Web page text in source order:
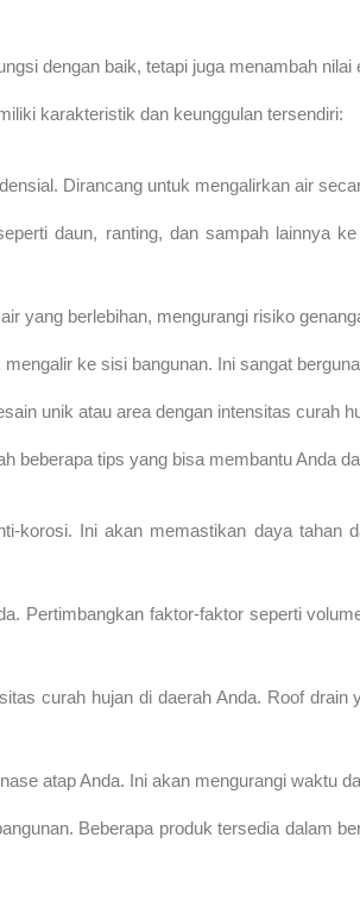
dengan baik, tetapi juga menambah nilai
karakteristik dan keunggulan tersendiri:
Dirancang untuk mengalirkan air
daun, ranting, dan sampah lainnya
yang berlebihan, mengurangi risiko
ke sisi bangunan. Ini sangat
unik atau area dengan intensitas curah
beberapa tips yang bisa membantu Anda
korosi. Ini akan memastikan daya tahan
Pertimbangkan faktor-faktor seperti
curah hujan di daerah Anda. Roof drain
atap Anda. Ini akan mengurangi waktu
Beberapa produk tersedia dalam